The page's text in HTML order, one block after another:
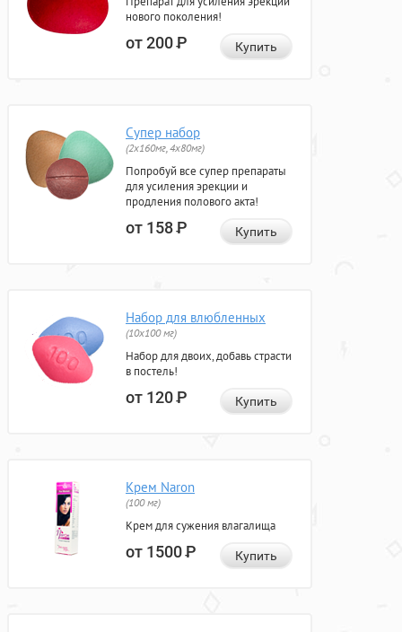
нового поколения!
от 200Р Купить
Супер набор
(2х160мг, 4х80мг)
Попробуй все супер препараты
для усиления эрекции и
продления полового акта!
от 158Р Купить
Набор для влюбленных
(10х100 мг)
Набор для двоих, добавь страсти
в постель!
от 120Р Купить
Крем Naron
(100 мг)
Крем для сужения влагалища
от 1500Р Купить